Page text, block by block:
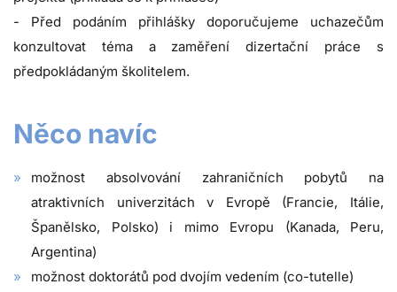
- Před podáním přihlášky doporučujeme uchazečům
konzultovat téma a zaměření dizertační práce s
předpokládaným školitelem.
Něco navíc
možnost absolvování zahraničních pobytů na
atraktivních univerzitách v Evropě (Francie, Itálie,
Španělsko, Polsko) i mimo Evropu (Kanada, Peru,
Argentina)
možnost doktorátů pod dvojím vedením (co-tutelle)